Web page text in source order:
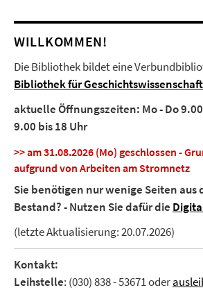
WILLKOMMEN!
Die Bibliothek bildet eine
Bibliothek für
aktuelle Öffnungszeiten: Mo - Do
9.00 bis 18 Uhr
>> am 31.08.2026 (Mo) geschlossen -
aufgrund von Arbeiten am Stromnetz
Sie benötigen nur wenige Seiten aus
Bestand? - Nutzen Sie dafür die
(letzte Aktualisierung: 20.07.2026)
Kontakt:
Leihstelle: (030) 838 - 53671 oder